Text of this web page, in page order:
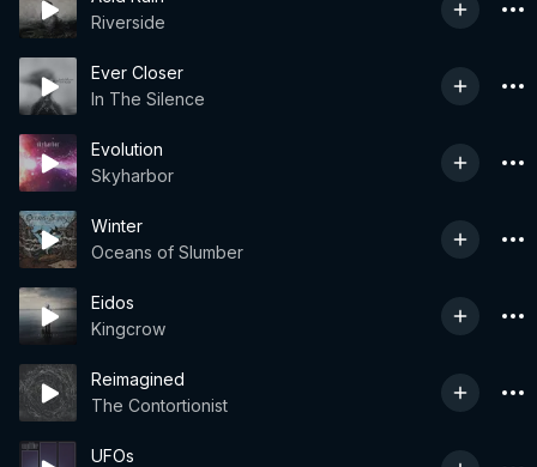
Riverside
Ever Closer
In The Silence
Evolution
Skyharbor
Winter
Oceans of Slumber
Eidos
Kingcrow
Reimagined
The Contortionist
UFOs